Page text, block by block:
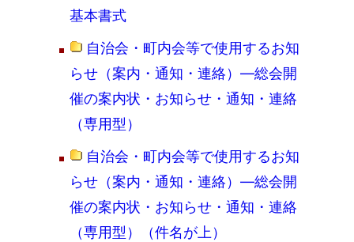
基本書式
自治会・町内会等で使用するお知
らせ（案内・通知・連絡）―総会開
催の案内状・お知らせ・通知・連絡
（専用型）
自治会・町内会等で使用するお知
らせ（案内・通知・連絡）―総会開
催の案内状・お知らせ・通知・連絡
（専用型）（件名が上）